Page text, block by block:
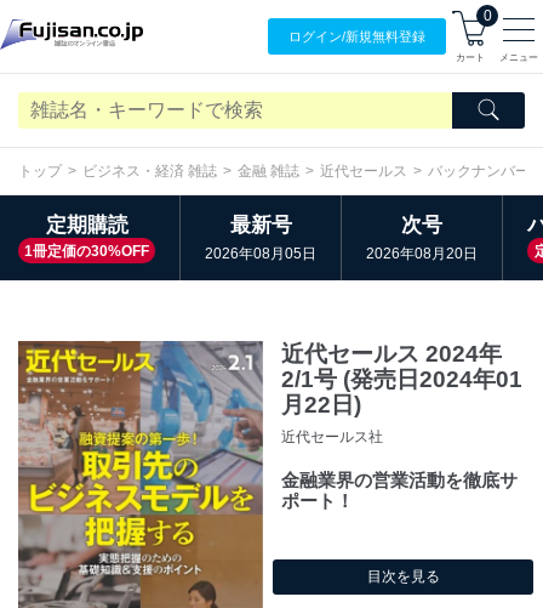
ログイン/新規無料登録
0
カート メニュー
トップ ビジネス・経済 雑誌 金融 雑誌 近代セールス バックナンバー
定期購読
1冊定価の30%OFF
最新号
2026年08月05日
次号
2026年08月20日
近代セールス 2024年
2/1号 (発売日2024年01
月22日)
近代セールス社
金融業界の営業活動を徹底サ
ポート！
目次を見る